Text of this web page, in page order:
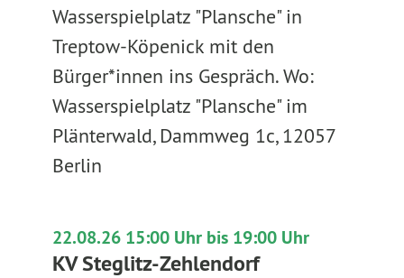
Wasserspielplatz "Plansche" in
Treptow-Köpenick mit den
Bürger*innen ins Gespräch. Wo:
Wasserspielplatz "Plansche" im
Plänterwald, Dammweg 1c, 12057
Berlin
22.08.26 15:00 Uhr bis 19:00 Uhr
KV Steglitz-Zehlendorf